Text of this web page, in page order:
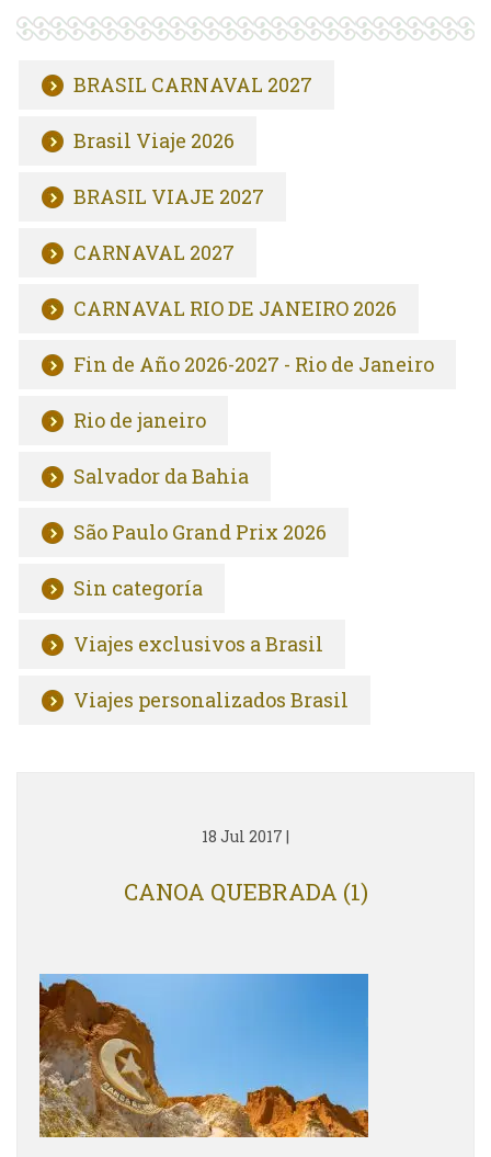
BRASIL CARNAVAL 2027
Brasil Viaje 2026
BRASIL VIAJE 2027
CARNAVAL 2027
CARNAVAL RIO DE JANEIRO 2026
Fin de Año 2026-2027 - Rio de Janeiro
Rio de janeiro
Salvador da Bahia
São Paulo Grand Prix 2026
Sin categoría
Viajes exclusivos a Brasil
Viajes personalizados Brasil
18 Jul 2017 |
CANOA QUEBRADA (1)